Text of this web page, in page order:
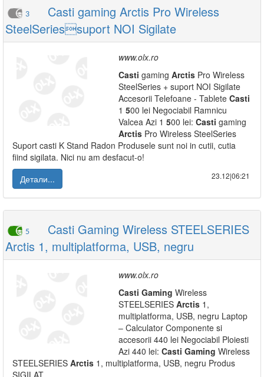
3
Casti gaming Arctis Pro Wireless
SteelSeriessuport NOI Sigilate
www.olx.ro
Casti gaming Arctis Pro Wireless
SteelSeries + suport NOI Sigilate
Accesorii Telefoane - Tablete Casti
1 500 lei Negociabil Ramnicu
Valcea Azi 1 500 lei: Casti gaming
Arctis Pro Wireless SteelSeries
Suport casti K Stand Radon Produsele sunt noi in cutii, cutia
fiind sigilata. Nici nu am desfacut-o!
Детали...
23.12|06:21
5
Casti Gaming Wireless STEELSERIES
Arctis 1, multiplatforma, USB, negru
www.olx.ro
Casti Gaming Wireless
STEELSERIES Arctis 1,
multiplatforma, USB, negru Laptop
– Calculator Componente si
accesorii 440 lei Negociabil Ploiesti
Azi 440 lei: Casti Gaming Wireless
STEELSERIES Arctis 1, multiplatforma, USB, negru Produs
SIGILAT